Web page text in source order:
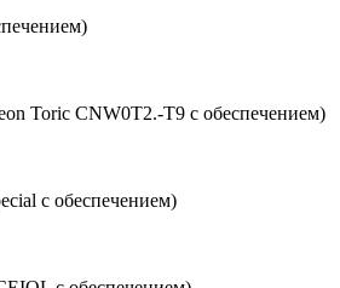
Toric CNW0T2.-T9 с обеспечением)
с обеспечением)